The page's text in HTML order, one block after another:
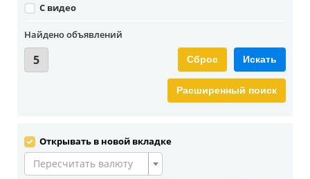
С видео
Найдено объявлений
5 Искать
Сброс
Расширенный поиск
Открывать в новой вкладке
Пересчитать валюту